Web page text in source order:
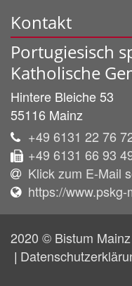
Kontakt
Portugiesisch
Katholische
Hintere Bleiche 53
55116 Mainz
+49 6131 22 76
+49 6131 66 93
Klick zum E-Mail
https://www.pskg-
2020 © Bistum Mainz